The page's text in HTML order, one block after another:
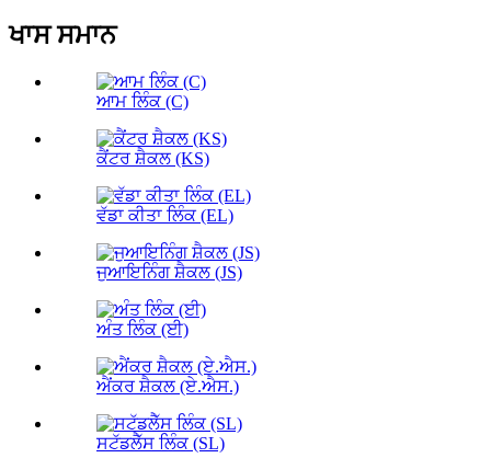
ਖਾਸ ਸਮਾਨ
ਆਮ ਲਿੰਕ (C)
ਕੈਂਟਰ ਸ਼ੈਕਲ (KS)
ਵੱਡਾ ਕੀਤਾ ਲਿੰਕ (EL)
ਜੁਆਇਨਿੰਗ ਸ਼ੈਕਲ (JS)
ਅੰਤ ਲਿੰਕ (ਈ)
ਐਂਕਰ ਸ਼ੈਕਲ (ਏ.ਐਸ.)
ਸਟੱਡਲੈੱਸ ਲਿੰਕ (SL)